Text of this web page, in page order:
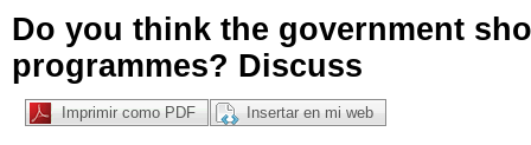
Do you think the government
programmes? Discuss
Imprimir como PDF Insertar en mi web